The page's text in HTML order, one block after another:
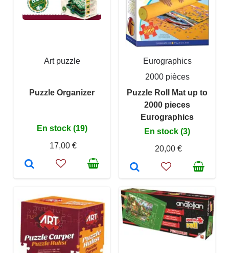
Art puzzle
Puzzle Organizer
En stock (19)
17,00 €
Eurographics
2000 pièces
Puzzle Roll Mat up to
2000 pieces
Eurographics
En stock (3)
20,00 €